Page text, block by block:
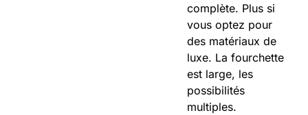
complète. Plus si
vous optez pour
des matériaux de
luxe. La fourchette
est large, les
possibilités
multiples.